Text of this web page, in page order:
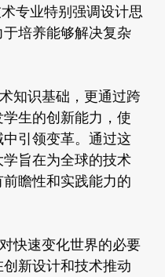
专业特别强调设计思
培养能够解决复杂
知识基础，更通过跨
生的创新能力，使
引领变革。通过这
旨在为全球的技术
瞻性和实践能力的
快速变化世界的必要
新设计和技术推动